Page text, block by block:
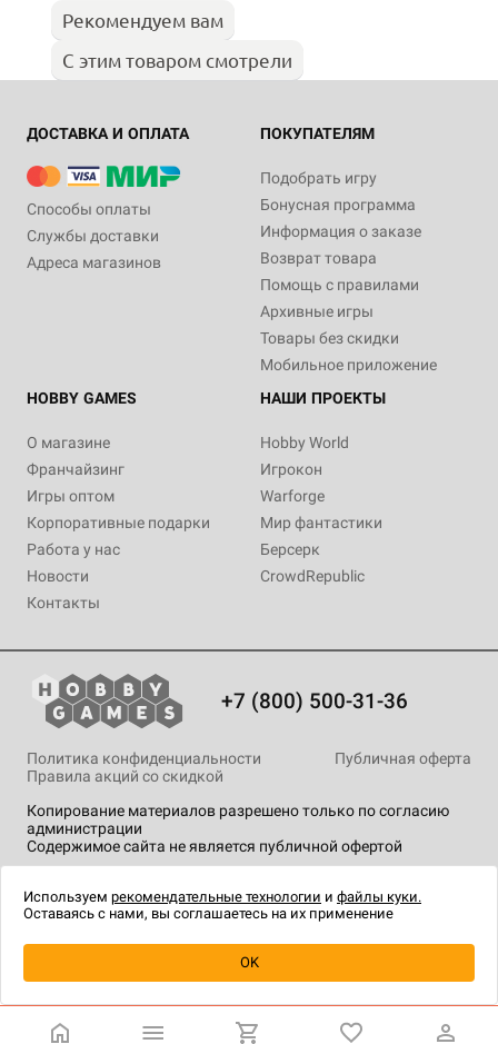
Купить| 1 790 ₽
Рекомендуем вам
С этим товаром смотрели
ДОСТАВКА И ОПЛАТА
Способы оплаты
Службы доставки
Адреса магазинов
ПОКУПАТЕЛЯМ
Подобрать игру
Бонусная программа
Информация о заказе
Возврат товара
Помощь с правилами
Архивные игры
Товары без скидки
Мобильное приложение
HOBBY GAMES
О магазине
Франчайзинг
Игры оптом
Корпоративные подарки
Работа у нас
Новости
Контакты
НАШИ ПРОЕКТЫ
Hobby World
Игрокон
Warforge
Мир фантастики
Берсерк
CrowdRepublic
+7 (800) 500-31-36
Копирование материалов разрешено только по согласию
администрации
Содержимое сайта не является публичной офертой
Политика конфиденциальности
Публичная оферта
Правила акций со скидкой
технологии.
Используем рекомендательные технологии и файлы куки.
Оставаясь с нами, вы соглашаетесь на их применение
OK